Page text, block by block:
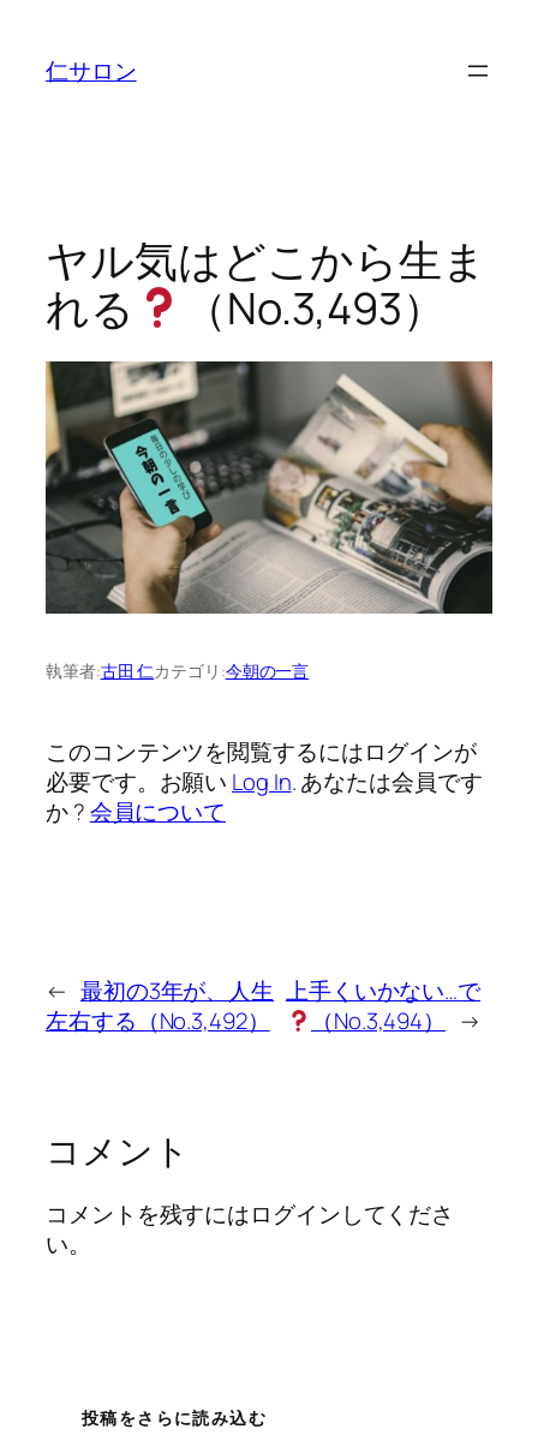
仁サロン
ヤル気はどこから生ま
れる
（No.3,493）
執筆者:古田 仁カテゴリ:今朝の一言
このコンテンツを閲覧するにはログインが
必要です。お願い Log In. あなたは会員です
か ?会員について
← 最初の3年が、人生
左右する（No.3,492）
上手くいかない…で
（No.3,494）
→
コメント
コメントを残すにはログインしてくださ
い。
投稿をさらに読み込む